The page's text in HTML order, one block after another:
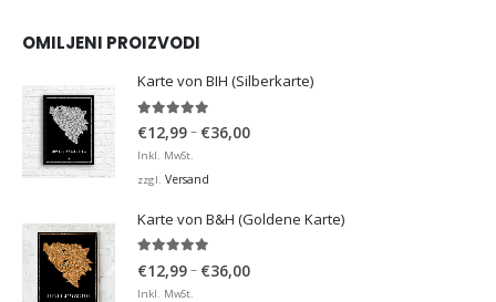
OMILJENI PROIZVODI
Karte von BIH (Silberkarte)
4.92 von 5
€12,99– €36,00Preisspanne:
Inkl. MwSt.
zzgl. Versand
Karte von B&H (Goldene Karte)
€12,99– €36,00Preisspanne:
Inkl. MwSt.